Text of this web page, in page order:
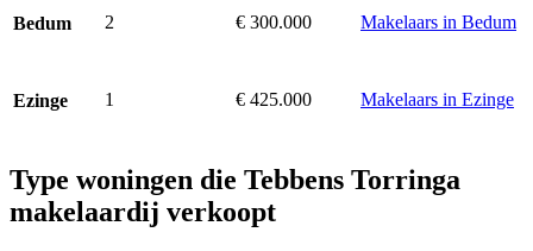
Bedum 2 € 300.000 Makelaars in Bedum
Ezinge 1 € 425.000 Makelaars in Ezinge
Type woningen die Tebbens Torringa
makelaardij verkoopt